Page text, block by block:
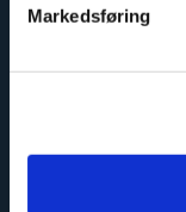
Markedsføring